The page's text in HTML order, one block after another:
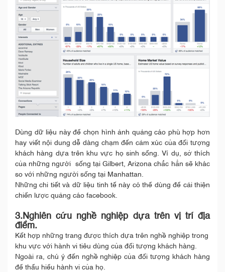
Dùng dữ liệu này để chọn hình ảnh quảng cáo phù hợp hơn
hay viết nội dung dễ dàng chạm đến cảm xúc của đối tượng
khách hàng dựa trên khu vực họ sinh sống. Ví dụ, sở thích
của những người sống tại Gilbert, Arizona chắc hẳn sẽ khác
so với những người sống tại Manhattan.
Những chi tiết và dữ liệu tinh tế này có thể dùng để cải thiện
chiến lược quảng cáo facebook.
3.Nghiên cứu nghề nghiệp dựa trên vị trí địa
điểm.
Kết hợp những trang được thích dựa trên nghề nghiệp trong
khu vực với hành vi tiêu dùng của đối tượng khách hàng.
Ngoài ra, chú ý đến nghề nghiệp của đối tượng khách hàng
để thấu hiểu hành vi của họ.